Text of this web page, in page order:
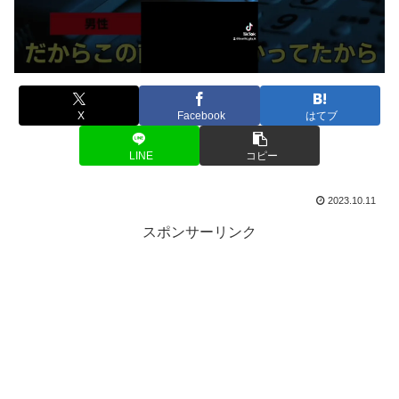
X Facebook はてブ
LINE コピー
2023.10.11
スポンサーリンク